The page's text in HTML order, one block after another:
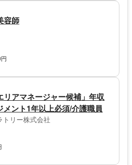
容師
リアマネージャー候補」年収
ント1年以上必須/介護職員
リー株式会社